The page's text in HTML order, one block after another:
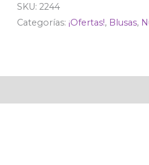
SKU:2244
Categorías: ¡Ofertas!, Blusas,